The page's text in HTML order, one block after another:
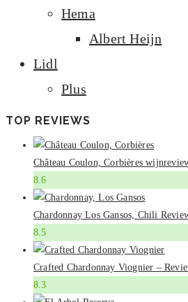
Hema
Albert Heijn
Lidl
Plus
TOP REVIEWS
Château Coulon, Corbières
8.6
Chardonnay Los Gansos, Chili
8.5
Crafted Chardonnay Viognier –
8.3